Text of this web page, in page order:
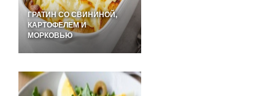
ГРАТИН СО СВИНИНОЙ,
КАРТОФЕЛЕМ И
МОРКОВЬЮ